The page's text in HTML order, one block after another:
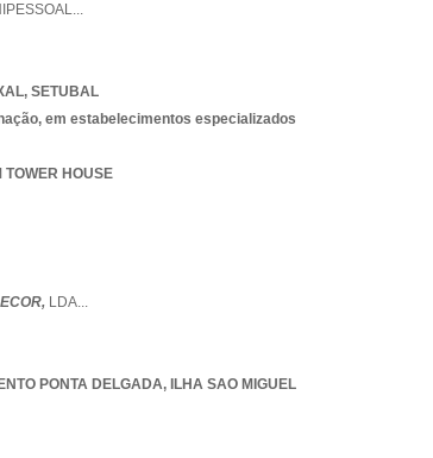
...
, SETUBAL
em estabelecimentos especializados
HOUSE
LDA...
PONTA DELGADA, ILHA SAO MIGUEL